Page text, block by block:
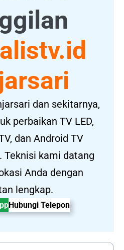
dan sekitarnya,
perbaikan TV LED,
dan Android TV
Teknisi kami datang
Anda dengan
lengkap.
Hubungi Telepon